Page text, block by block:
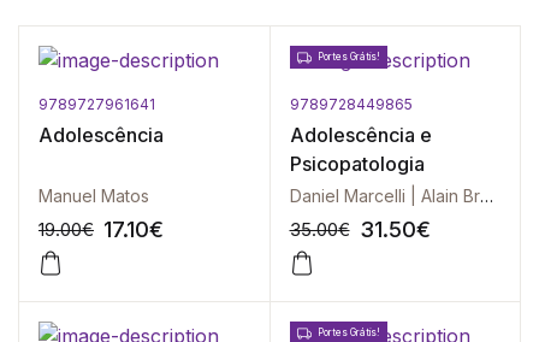
9789727961641
Adolescência
Manuel Matos
19.00€ 17.10€
Portes Grátis!
9789728449865
Adolescência e
Psicopatologia
Daniel Marcelli | Alain Braconnier
35.00€ 31.50€
Portes Grátis!